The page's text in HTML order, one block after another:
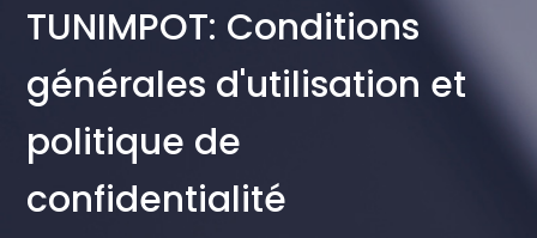
TUNIMPOT: Conditions
générales d'utilisation et
politique de
confidentialité